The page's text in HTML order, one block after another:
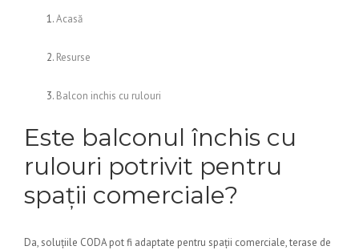
Acasă
Resurse
Balcon inchis cu rulouri
Este balconul închis cu
rulouri potrivit pentru
spații comerciale?
Da, soluțiile CODA pot fi adaptate pentru spații comerciale, terase de